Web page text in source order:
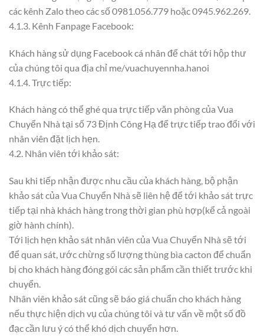
các kênh Zalo theo các số 0981.056.779 hoặc 0945.962.269.
4.1.3. Kênh Fanpage Facebook:
Khách hàng sử dụng Facebook cá nhân để chát tới hộp thư
của chúng tôi qua địa chỉ me/vuachuyennha.hanoi
4.1.4. Trực tiếp:
Khách hàng có thể ghé qua trực tiếp văn phòng của Vua
Chuyển Nhà tại số 73 Định Công Hạ để trực tiếp trao đổi với
nhân viên đặt lịch hẹn.
4.2. Nhân viên tới khảo sát:
Sau khi tiếp nhận được nhu cầu của khách hàng, bộ phận
khảo sát của Vua Chuyển Nhà sẽ liên hệ để tới khảo sát trực
tiếp tại nhà khách hàng trong thời gian phù hợp(kể cả ngoài
giờ hành chính).
Tới lịch hẹn khảo sát nhân viên của Vua Chuyển Nhà sẽ tới
để quan sát, ước chừng số lượng thùng bìa cacton để chuẩn
bị cho khách hàng đóng gói các sản phẩm cần thiết trước khi
chuyển.
Nhân viên khảo sát cũng sẽ báo giá chuẩn cho khách hàng
nếu thực hiện dịch vụ của chúng tôi và tư vấn về một số đồ
đạc cần lưu ý có thể khó dịch chuyển hơn.